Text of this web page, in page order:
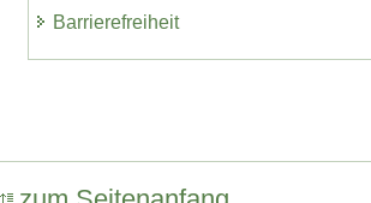
Barrierefreiheit